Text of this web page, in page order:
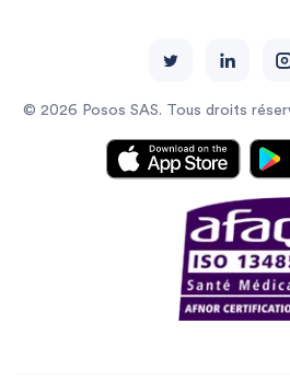
© 2026 Posos SAS. Tous droits